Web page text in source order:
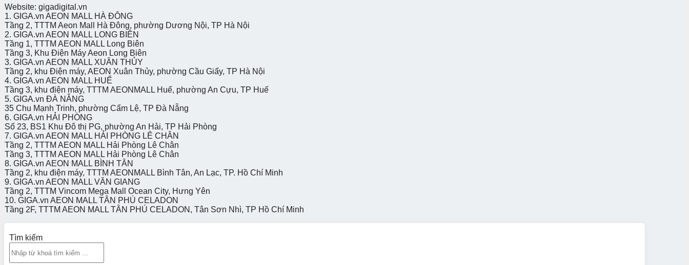
Website: gigadigital.vn
1. GIGA.vn AEON MALL HÀ ĐÔNG
Tầng 2, TTTM Aeon Mall Hà Đông, phường Dương Nội, TP Hà Nội
2. GIGA.vn AEON MALL LONG BIÊN
Tầng 1, TTTM AEON MALL Long Biên
Tầng 3, Khu Điện Máy Aeon Long Biên
3. GIGA.vn AEON MALL XUÂN THỦY
Tầng 2, khu Điện máy, AEON Xuân Thủy, phường Cầu Giấy, TP Hà Nội
4. GIGA.vn AEON MALL HUẾ
Tầng 3, khu điện máy, TTTM AEONMALL Huế, phường An Cựu, TP Huế
5. GIGA.vn ĐÀ NẴNG
35 Chu Mạnh Trinh, phường Cẩm Lệ, TP Đà Nẵng
6. GIGA.vn HẢI PHÒNG
Số 23, BS1 Khu Đô thị PG, phường An Hải, TP Hải Phòng
7. GIGA.vn AEON MALL HẢI PHÒNG LÊ CHÂN
Tầng 2, TTTM AEON MALL Hải Phòng Lê Chân
Tầng 3, TTTM AEON MALL Hải Phòng Lê Chân
8. GIGA.vn AEON MALL BÌNH TÂN
Tầng 2, khu điện máy, TTTM AEONMALL Bình Tân, An Lạc, TP. Hồ Chí Minh
9. GIGA.vn AEON MALL VĂN GIANG
Tầng 2, TTTM Vincom Mega Mall Ocean City, Hưng Yên
10. GIGA.vn AEON MALL TÂN PHÚ CELADON
Tầng 2F, TTTM AEON MALL TÂN PHÚ CELADON, Tân Sơn Nhì, TP Hồ Chí Minh
Tìm kiếm